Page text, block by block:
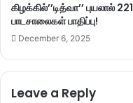
கிழக்கில்’’டித்வா’’ புயலால் 221
பாடசாலைகள் பாதிப்பு!
December 6, 2025
Leave a Reply